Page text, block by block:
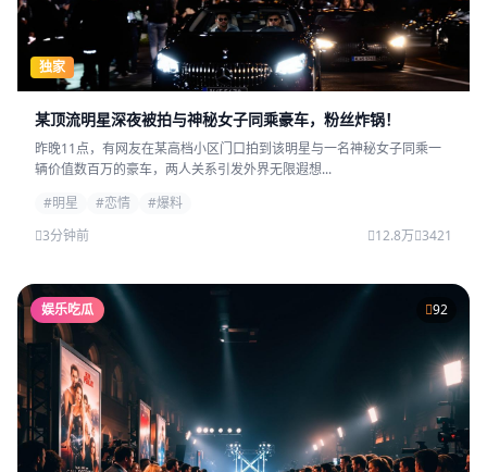
独家
某顶流明星深夜被拍与神秘女子同乘豪车，粉丝炸锅！
昨晚11点，有网友在某高档小区门口拍到该明星与一名神秘女子同乘一
辆价值数百万的豪车，两人关系引发外界无限遐想...
#明星
#恋情
#爆料
3分钟前
12.8万 3421
娱乐吃瓜 92